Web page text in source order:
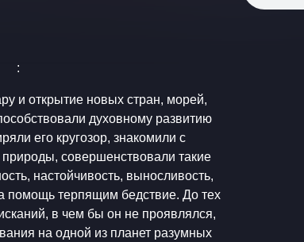
:
и открытие новых стран, морей,
духовному развитию
его кругозор, знакомили с
совершенствовали такие
настойчивость, выносливость,
помощь терпящим бедствие. До тех
в чем бы он не проявлялся,
на одной из планет разумных